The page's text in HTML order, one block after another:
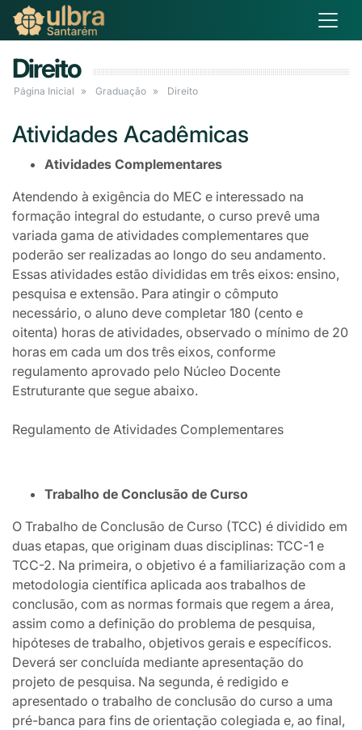
Direito
Página Inicial Graduação Direito
Atividades Acadêmicas
Atividades Complementares
Atendendo à exigência do MEC e interessado na
formação integral do estudante, o curso prevê uma
variada gama de atividades complementares que
poderão ser realizadas ao longo do seu andamento.
Essas atividades estão divididas em três eixos: ensino,
pesquisa e extensão. Para atingir o cômputo
necessário, o aluno deve completar 180 (cento e
oitenta) horas de atividades, observado o mínimo de 20
horas em cada um dos três eixos, conforme
regulamento aprovado pelo Núcleo Docente
Estruturante que segue abaixo.
Regulamento de Atividades Complementares
Trabalho de Conclusão de Curso
O Trabalho de Conclusão de Curso (TCC) é dividido em
duas etapas, que originam duas disciplinas: TCC-1 e
TCC-2. Na primeira, o objetivo é a familiarização com a
metodologia científica aplicada aos trabalhos de
conclusão, com as normas formais que regem a área,
assim como a definição do problema de pesquisa,
hipóteses de trabalho, objetivos gerais e específicos.
Deverá ser concluída mediante apresentação do
projeto de pesquisa. Na segunda, é redigido e
apresentado o trabalho de conclusão do curso a uma
pré-banca para fins de orientação colegiada e, ao final,